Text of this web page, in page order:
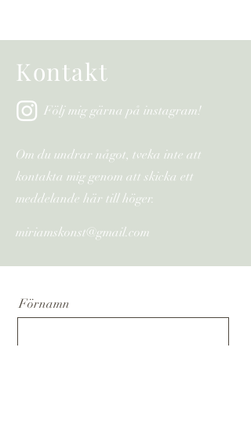
Kontakt
Följ mig gärna på instagram!
Om du undrar något, tveka inte att
kontakta mig genom att skicka ett
meddelande här till höger.
miriamskonst@gmail.com
Förnamn